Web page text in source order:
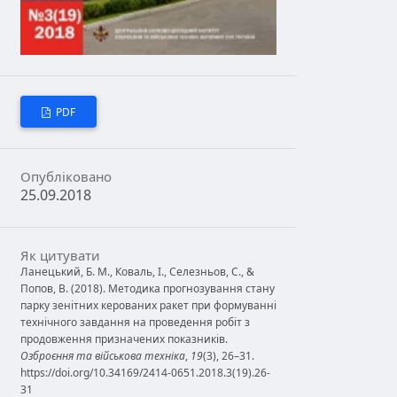
PDF
Опубліковано
25.09.2018
Як цитувати
Ланецький, Б. М., Коваль, І., Селезньов, С., &
Попов, В. (2018). Методика прогнозування стану
парку зенітних керованих ракет при формуванні
технічного завдання на проведення робіт з
продовження призначених показників.
Озброєння та військова техніка, 19(3), 26–31.
https://doi.org/10.34169/2414-0651.2018.3(19).26-
31